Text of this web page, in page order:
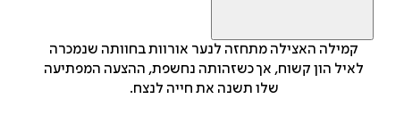
קמילה האצילה מתחזה לנער אורוות בחוותה שנמכרה
לאיל הון קשוח, אך כשזהותה נחשפת, ההצעה המפתיעה
שלו תשנה את חייה לנצח.